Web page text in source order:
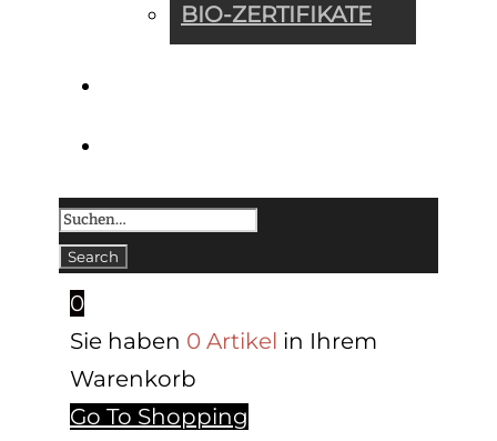
BIO-ZERTIFIKATE
0
Sie haben 0 Artikel in Ihrem
Warenkorb
Go To Shopping